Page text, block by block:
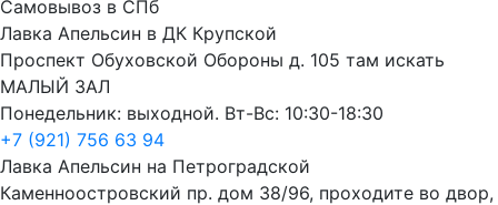
Самовывоз в СПб
Лавка Апельсин в ДК Крупской
Проспект Обуховской Обороны д. 105 там искать
МАЛЫЙ ЗАЛ
Понедельник: выходной. Вт-Вс: 10:30-18:30
+7 (921) 756 63 94
Лавка Апельсин на Петроградской
Каменноостровский пр. дом 38/96, проходите во двор,